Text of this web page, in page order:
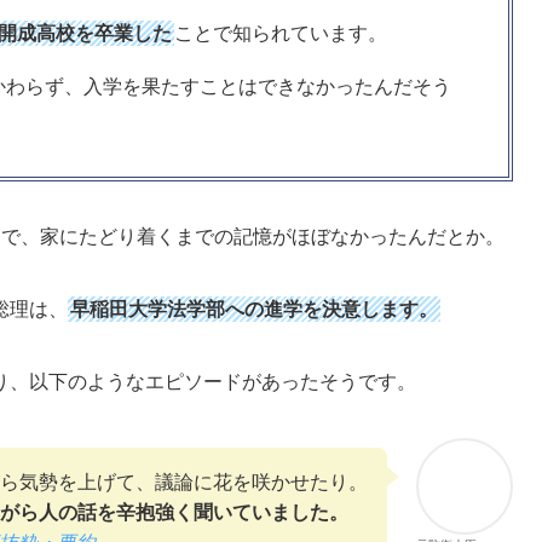
成高校を卒業した ことで知られています。
らず、入学を果たすことはできなかったんだそう
、家にたどり着くまでの記憶がほぼなかったんだとか。
は、 早稲田大学法学部への進学を決意します。
以下のようなエピソードがあったそうです。
気勢を上げて、議論に花を咲かせたり。
ら人の話を辛抱強く聞いていました。